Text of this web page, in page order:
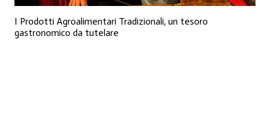
I Prodotti Agroalimentari Tradizionali, un tesoro
gastronomico da tutelare